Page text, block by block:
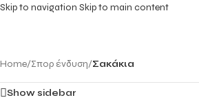
Skip to navigation Skip to main content
Home/Σπορ ένδυση/Σακάκια
Show sidebar